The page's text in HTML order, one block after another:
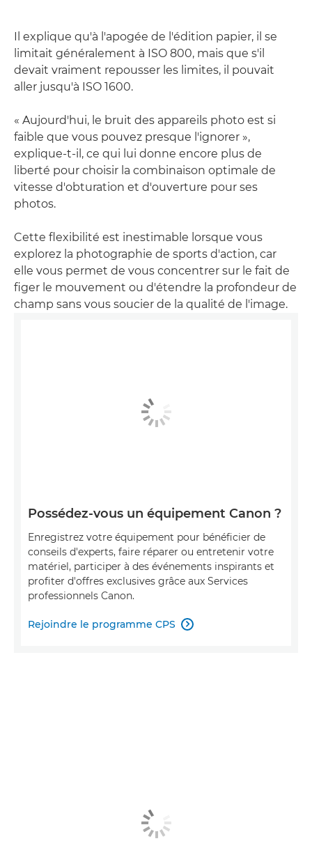
Il explique qu'à l'apogée de l'édition papier, il se
limitait généralement à ISO 800, mais que s'il
devait vraiment repousser les limites, il pouvait
aller jusqu'à ISO 1600.
« Aujourd'hui, le bruit des appareils photo est si
faible que vous pouvez presque l'ignorer »,
explique-t-il, ce qui lui donne encore plus de
liberté pour choisir la combinaison optimale de
vitesse d'obturation et d'ouverture pour ses
photos.
Cette flexibilité est inestimable lorsque vous
explorez la photographie de sports d'action, car
elle vous permet de vous concentrer sur le fait de
figer le mouvement ou d'étendre la profondeur de
champ sans vous soucier de la qualité de l'image.
Possédez-vous un équipement Canon ?
Enregistrez votre équipement pour bénéficier de
conseils d'experts, faire réparer ou entretenir votre
matériel, participer à des événements inspirants et
profiter d'offres exclusives grâce aux Services
professionnels Canon.
Rejoindre le programme CPS 